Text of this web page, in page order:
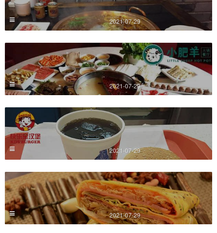
2021-07-29
2021-07-29
2021-07-29
2021-07-29